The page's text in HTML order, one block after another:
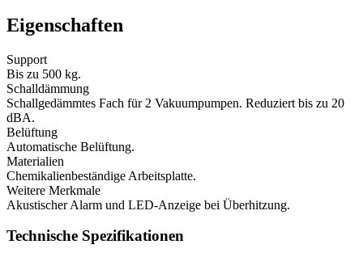
Eigenschaften
Support
Bis zu 500 kg.
Schalldämmung
Schallgedämmtes Fach für 2 Vakuumpumpen. Reduziert bis zu 20
dBA.
Belüftung
Automatische Belüftung.
Materialien
Chemikalienbeständige Arbeitsplatte.
Weitere Merkmale
Akustischer Alarm und LED-Anzeige bei Überhitzung.
Technische Spezifikationen